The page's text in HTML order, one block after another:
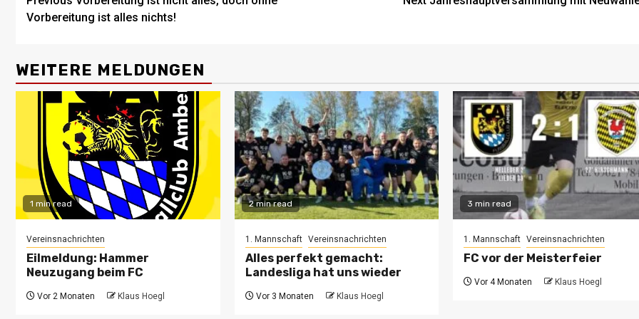
navigation
Vorbereitung ist alles nichts!
WEITERE MELDUNGEN
1 min read
Vereinsnachrichten
Eilmeldung: Hammer
Neuzugang beim FC
Vor 2 Monaten Klaus Hoegl
2 min read
1. Mannschaft Vereinsnachrichten
Alles perfekt gemacht:
Landesliga hat uns wieder
Vor 3 Monaten Klaus Hoegl
3 min read
1. Mannschaft Vereinsnachrichten
FC vor der Meisterfeier
Vor 4 Monaten Klaus Hoegl